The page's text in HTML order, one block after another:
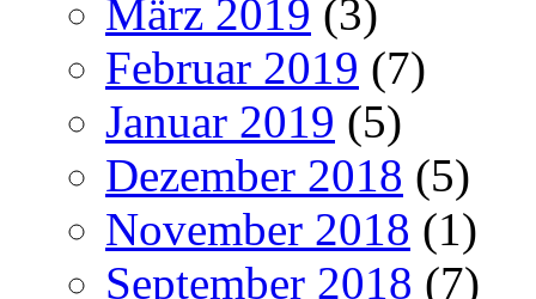
März 2019 (3)
Februar 2019 (7)
Januar 2019 (5)
Dezember 2018 (5)
November 2018 (1)
September 2018 (7)